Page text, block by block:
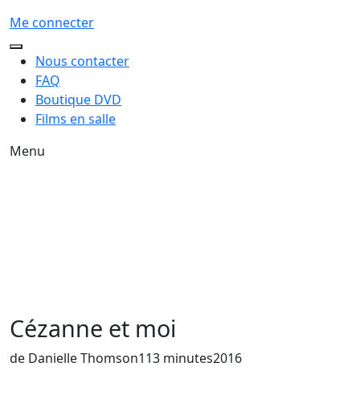
Me connecter
Nous contacter
FAQ
Boutique DVD
Films en salle
Menu
Cézanne et moi
de Danielle Thomson113 minutes2016